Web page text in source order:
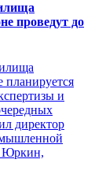
проведут до
планируется
и
директор
Юркин,